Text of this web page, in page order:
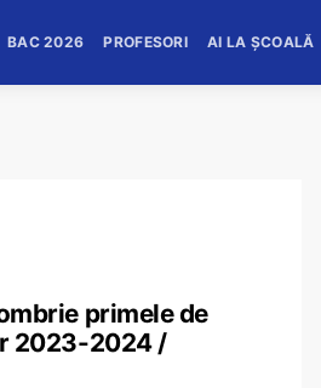
BAC 2026 PROFESORI AI LA ȘCOALĂ
primele de
2023-2024 /